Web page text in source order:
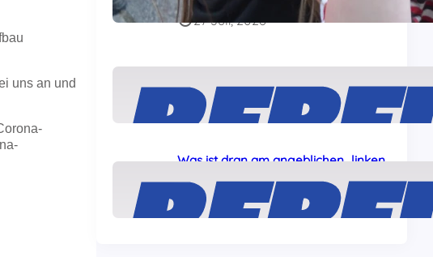
uns an und
27 Juli, 2026
24 Juli, 2026
Was ist dran am angeblichen „linken
22 Juli, 2026